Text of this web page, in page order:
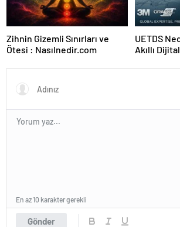
Zihnin Gizemli Sınırları ve
Ötesi : Nasılnedir.com
UETDS
Akıllı
Gönder
En az 10 karakter gerekli